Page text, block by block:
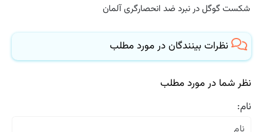
شکست گوگل در نبرد ضد انحصارگری آلمان
نظرات بینندگان در مورد مطلب
نظر شما در مورد مطلب
نام: